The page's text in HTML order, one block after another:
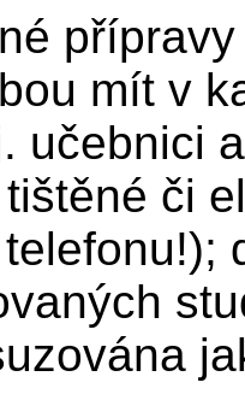
mít v
učebnici
či